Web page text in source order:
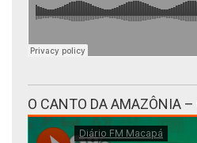
O CANTO DA AMAZÔNIA